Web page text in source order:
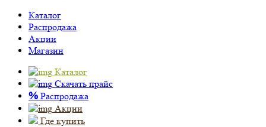
Каталог
Распродажа
Акции
Магазин
Каталог
Скачать прайс
% Распродажа
Акции
Где купить